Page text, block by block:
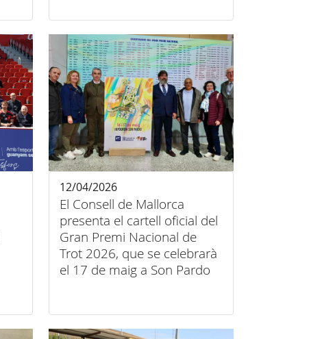
El Consell de Mallorca
presenta el cartell oficial del
Gran Premi Nacional de
Trot 2026, que se celebrarà
el 17 de maig a Son Pardo
12/04/2026